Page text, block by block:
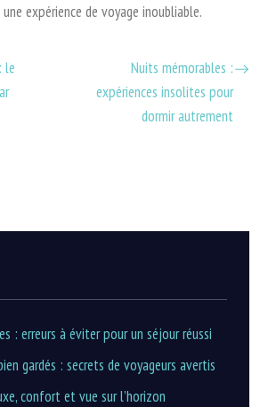
expérience de voyage inoubliable.
le
Nuits mémorables :
expériences insolites pour
dormir autrement
: erreurs à éviter pour un séjour réussi
gardés : secrets de voyageurs avertis
confort et vue sur l’horizon